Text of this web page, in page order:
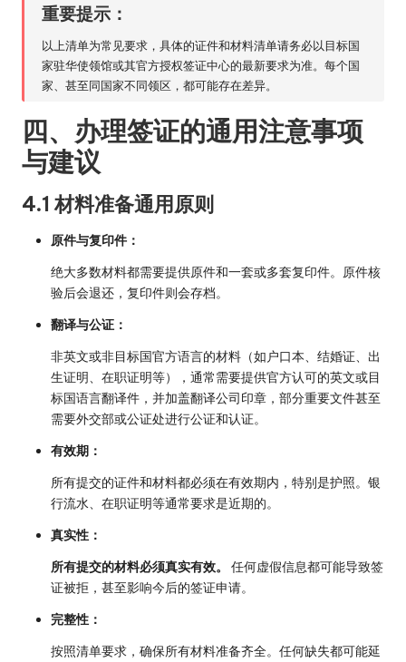
重要提示：
以上清单为常见要求，具体的证件和材料清单请务必以目标国
家驻华使领馆或其官方授权签证中心的最新要求为准。每个国
家、甚至同国家不同领区，都可能存在差异。
四、办理签证的通用注意事项
与建议
4.1 材料准备通用原则
原件与复印件：
绝大多数材料都需要提供原件和一套或多套复印件。原件核
验后会退还，复印件则会存档。
翻译与公证：
非英文或非目标国官方语言的材料（如户口本、结婚证、出
生证明、在职证明等），通常需要提供官方认可的英文或目
标国语言翻译件，并加盖翻译公司印章，部分重要文件甚至
需要外交部或公证处进行公证和认证。
有效期：
所有提交的证件和材料都必须在有效期内，特别是护照。银
行流水、在职证明等通常要求是近期的。
真实性：
所有提交的材料必须真实有效。
任何虚假信息都可能导致签
证被拒，甚至影响今后的签证申请。
完整性：
按照清单要求，确保所有材料准备齐全。任何缺失都可能延